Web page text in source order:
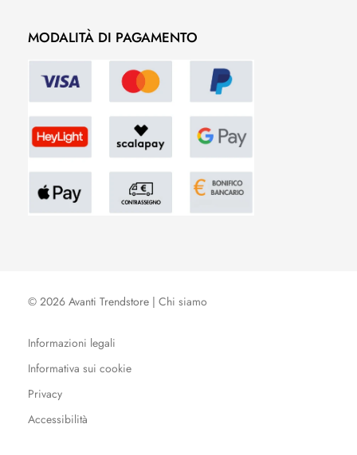
MODALITÀ DI PAGAMENTO
© 2026 Avanti Trendstore | Chi siamo
Informazioni legali
Informativa sui cookie
Privacy
Accessibilità